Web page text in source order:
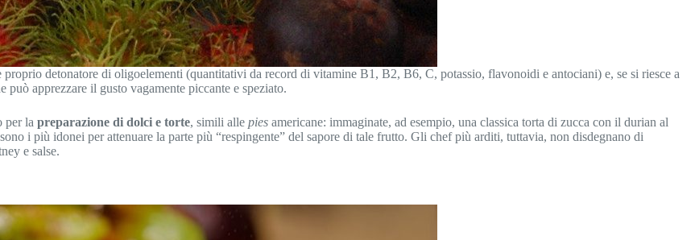
detonatore di oligoelementi (quantitativi da record di vitamine B1, B2, B6, C, potassio, flavonoidi e antociani) e, se si riesce a
apprezzare il gusto vagamente piccante e speziato.
per la preparazione di dolci e torte, simili alle pies americane: immaginate, ad esempio, una classica torta di zucca con il durian al
i più idonei per attenuare la parte più “respingente” del sapore di tale frutto. Gli chef più arditi, tuttavia, non disdegnano di
e salse.